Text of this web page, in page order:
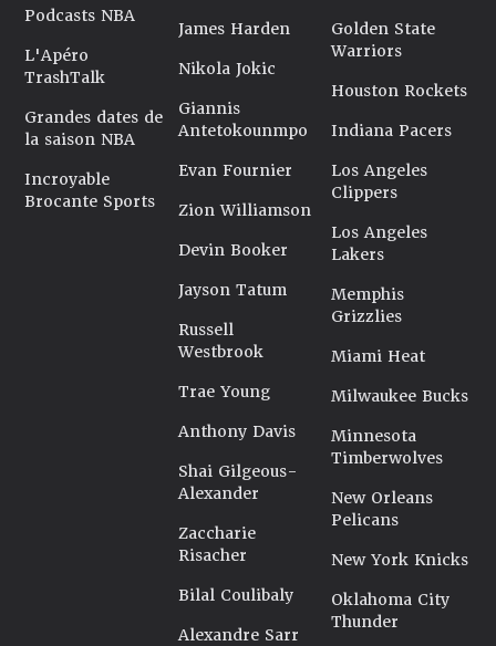
Podcasts NBA
L'Apéro
TrashTalk
Grandes dates de
la saison NBA
Incroyable
Brocante Sports
James Harden
Nikola Jokic
Giannis
Antetokounmpo
Evan Fournier
Zion Williamson
Devin Booker
Jayson Tatum
Russell
Westbrook
Trae Young
Anthony Davis
Shai Gilgeous-
Alexander
Zaccharie
Risacher
Bilal Coulibaly
Alexandre Sarr
Golden State
Warriors
Houston Rockets
Indiana Pacers
Los Angeles
Clippers
Los Angeles
Lakers
Memphis
Grizzlies
Miami Heat
Milwaukee Bucks
Minnesota
Timberwolves
New Orleans
Pelicans
New York Knicks
Oklahoma City
Thunder